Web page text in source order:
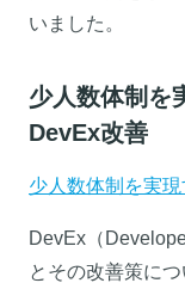
いました。
少人数体制を
DevEx改善
少人数体制を実
DevEx（
とその改善策に